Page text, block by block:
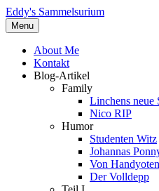
Eddy's Sammelsurium
Menu
About Me
Kontakt
Blog-Artikel
Family
Linchens neue
Nico RIP
Humor
Studenten Witz
Johannas
Von
Der Volldepp